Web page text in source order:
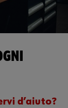
d’aiuto?